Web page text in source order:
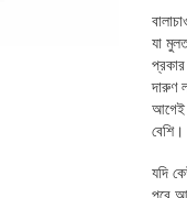
যা
দারুণ
আগেই
বেশি।
যদি